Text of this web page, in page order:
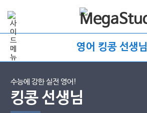
영어 킹콩 선생님
수능에 강한 실전 영어!
킹콩 선생님